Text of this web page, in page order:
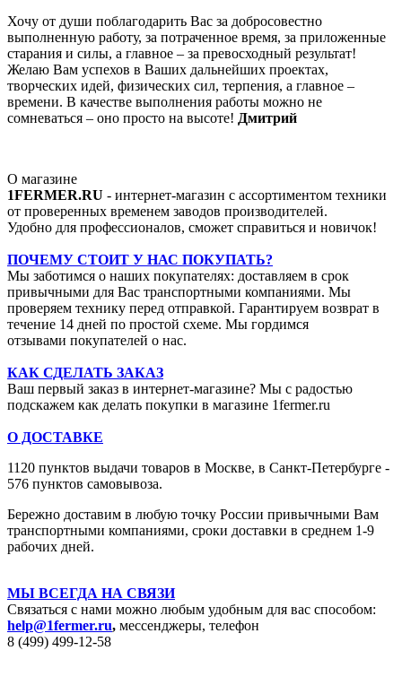
Хочу от души поблагодарить Вас за добросовестно
выполненную работу, за потраченное время, за приложенные
старания и силы, а главное – за превосходный результат!
Желаю Вам успехов в Ваших дальнейших проектах,
творческих идей, физических сил, терпения, а главное –
времени. В качестве выполнения работы можно не
сомневаться – оно просто на высоте! Дмитрий
О магазине
1FERMER.RU - интернет-магазин с ассортиментом техники
от проверенных временем заводов производителей.
Удобно для профессионалов, сможет справиться и новичок!
ПОЧЕМУ СТОИТ У НАС ПОКУПАТЬ?
Мы заботимся о наших покупателях: доставляем в срок
привычными для Вас транспортными компаниями. Мы
проверяем технику перед отправкой. Гарантируем возврат в
течение 14 дней по простой схеме. Мы гордимся
отзывами покупателей о нас.
КАК СДЕЛАТЬ ЗАКАЗ
Ваш первый заказ в интернет-магазине? Мы с радостью
подскажем как делать покупки в магазине 1fermer.ru
О ДОСТАВКЕ
1120 пунктов выдачи товаров в Москве, в Санкт-Петербурге -
576 пунктов самовывоза.
Бережно доставим в любую точку России привычными Вам
транспортными компаниями, сроки доставки в среднем 1-9
рабочих дней.
МЫ ВСЕГДА НА СВЯЗИ
Связаться с нами можно любым удобным для вас способом:
help@1fermer.ru, мессенджеры, телефон
8 (499) 499-12-58